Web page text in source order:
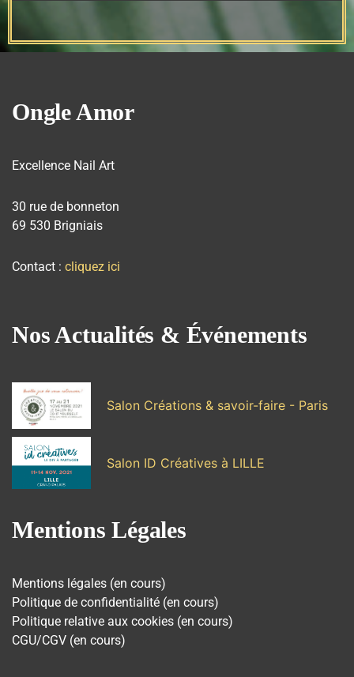
Ongle Amor
Excellence Nail Art
30 rue de bonneton
69 530 Brigniais
Contact : cliquez ici
Nos Actualités & Événements
Salon Créations & savoir-faire - Paris
Salon ID Créatives à LILLE
Mentions Légales
Mentions légales (en cours)
Politique de confidentialité (en cours)
Politique relative aux cookies (en cours)
CGU/CGV (en cours)